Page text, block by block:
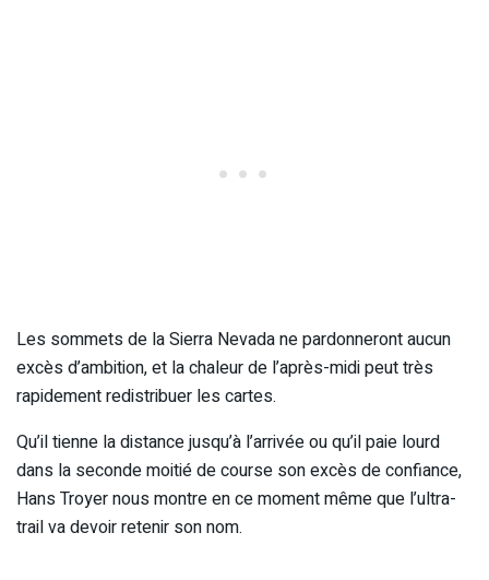
Les sommets de la Sierra Nevada ne pardonneront aucun
excès d’ambition, et la chaleur de l’après-midi peut très
rapidement redistribuer les cartes.
Qu’il tienne la distance jusqu’à l’arrivée ou qu’il paie lourd
dans la seconde moitié de course son excès de confiance,
Hans Troyer nous montre en ce moment même que l’ultra-
trail va devoir retenir son nom.